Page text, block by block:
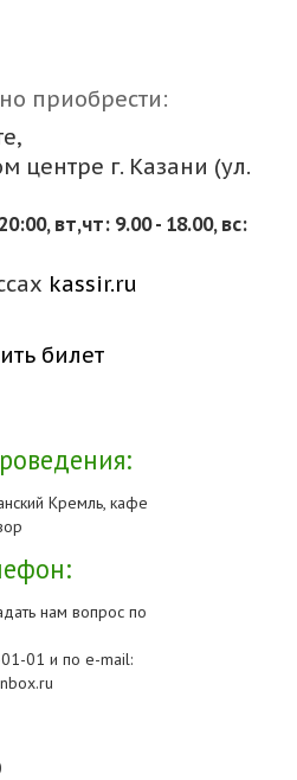
приобрести:
центре г. Казани (ул.
вт,чт: 9.00 - 18.00, вс:
kassir.ru
билет
Кремль, кафе
нам вопрос по
01 и по e-mail: